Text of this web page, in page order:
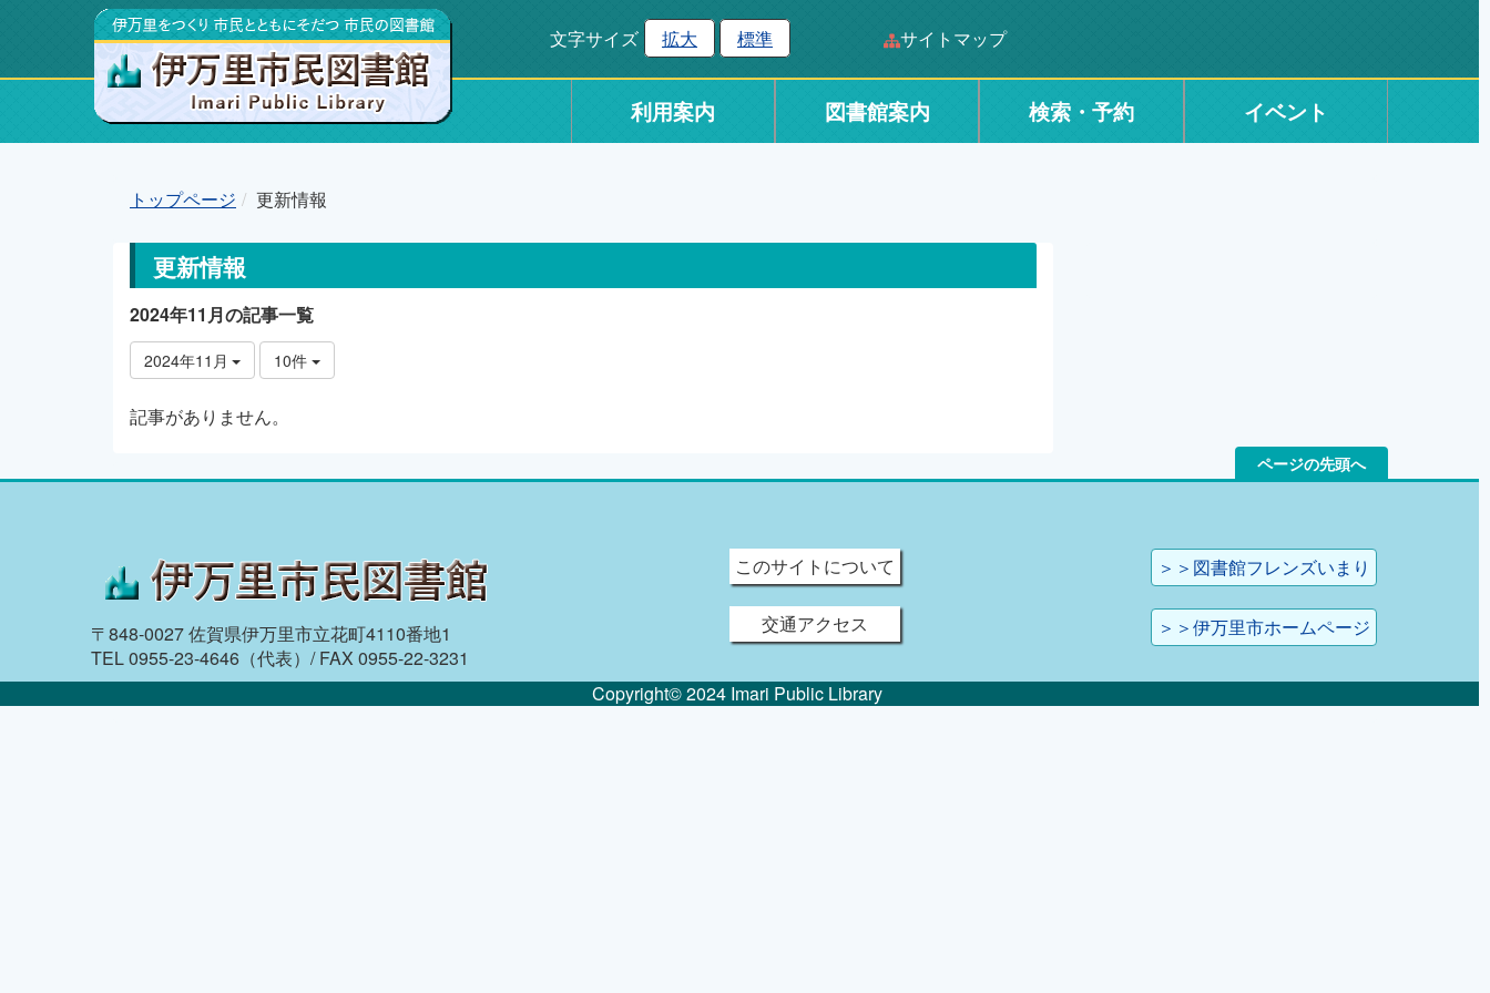
文字サイズ 拡大 標準 サイトマップ
利用案内 図書館案内 検索・予約 イベント
トップページ 更新情報
更新情報
2024年11月の記事一覧
2024年11月 10件
記事がありません。
ページの先頭へ
〒848-0027 佐賀県伊万里市立花町4110番地1
TEL 0955-23-4646（代表）/ FAX 0955-22-3231
このサイトについて
交通アクセス
＞＞図書館フレンズいまり
＞＞伊万里市ホームページ
Copyright© 2024 Imari Public Library